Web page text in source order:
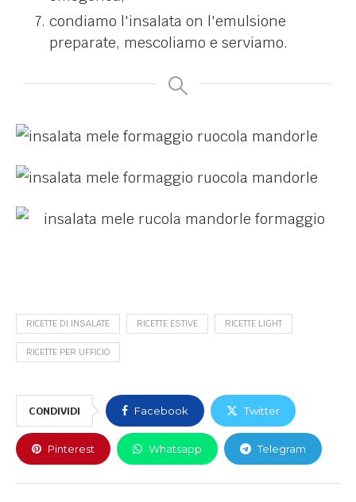
condiamo l'insalata on l'emulsione
preparate, mescoliamo e serviamo.
RICETTE DI INSALATE RICETTE ESTIVE RICETTE LIGHT
RICETTE PER UFFICIO
CONDIVIDI Facebook Twitter
Pinterest Whatsapp Telegram